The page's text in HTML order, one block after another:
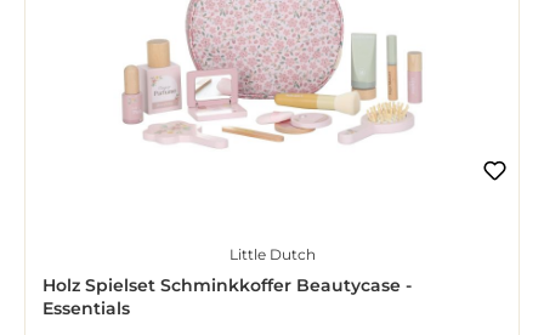
Little Dutch
Holz Spielset Schminkkoffer Beautycase -
Essentials